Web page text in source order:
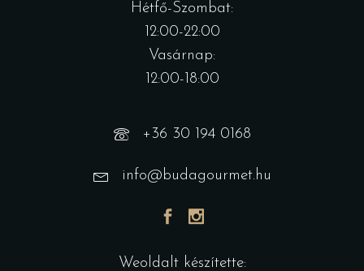
Hétfő-Szombat:
12:00-22:00
Vasárnap:
12:00-18:00
+36 30 194 0168
info@budagourmet.hu
Weoldalt készítette: